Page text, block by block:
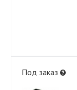
Под заказ